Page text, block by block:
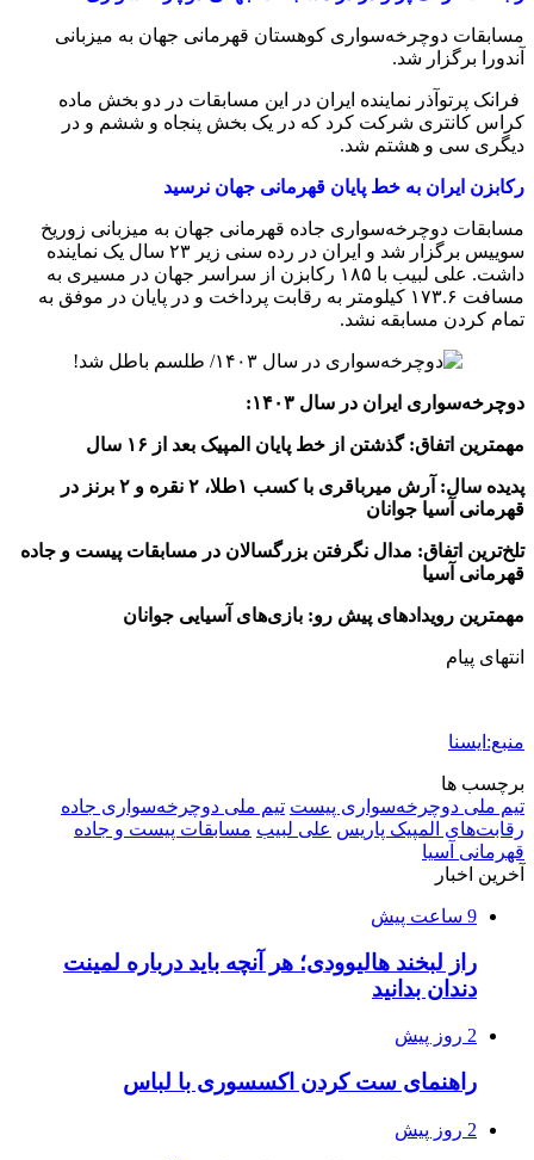
مسابقات دوچرخه‌سواری کوهستان قهرمانی جهان به میزبانی
آندورا برگزار شد.
فرانک پرتوآذر نماینده ایران در این مسابقات در دو بخش ماده
کراس کانتری شرکت کرد که در یک بخش پنجاه و ششم و در
دیگری سی و هشتم شد.
رکابزن ایران به خط پایان قهرمانی جهان نرسید
مسابقات دوچرخه‌سواری جاده قهرمانی جهان به میزبانی زوریخ
سوییس برگزار شد و ایران در رده سنی زیر ۲۳ سال یک نماینده
داشت. علی لبیب با ۱۸۵ رکابزن از سراسر جهان در مسیری به
مسافت ۱۷۳.۶ کیلومتر به رقابت پرداخت و در پایان در موفق به
تمام کردن مسابقه نشد.
دوچرخه‌سواری ایران در سال ۱۴۰۳:
مهمترین اتفاق: گذشتن از خط پایان المپیک بعد از ۱۶ سال
پدیده سال: آرش میرباقری با کسب ۱طلا، ۲ نقره و ۲ برنز در
قهرمانی آسیا جوانان
تلخ‌ترین اتفاق: مدال نگرفتن بزرگسالان در مسابقات پیست و جاده
قهرمانی آسیا
مهمترین رویدادهای پیش رو: بازی‌های آسیایی جوانان
انتهای پیام
منبع:ایسنا
برچسب ها
تیم ملی دوچرخه‌سواری پیست تیم ملی دوچرخه‌سواری جاده
رقابت‌های المپیک پاریس علی لبیب مسابقات پیست و جاده
قهرمانی آسیا
آخرین اخبار
9 ساعت پیش
راز لبخند هالیوودی؛ هر آنچه باید درباره لمینت
دندان بدانید
2 روز پیش
راهنمای ست کردن اکسسوری با لباس
2 روز پیش